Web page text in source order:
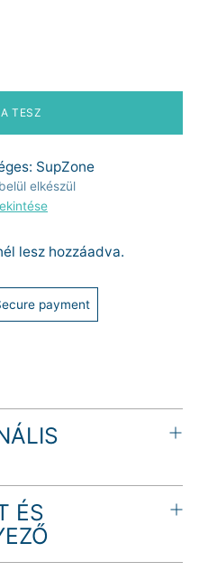
TESZ
SupZone
elkészül
lesz hozzáadva.
payment
ÉS